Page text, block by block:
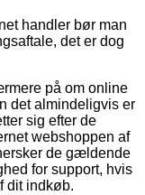
handler bør man
det er dog
på om online
det almindeligvis er
sig efter de
webshoppen af
de gældende
for support, hvis
dit indkøb.